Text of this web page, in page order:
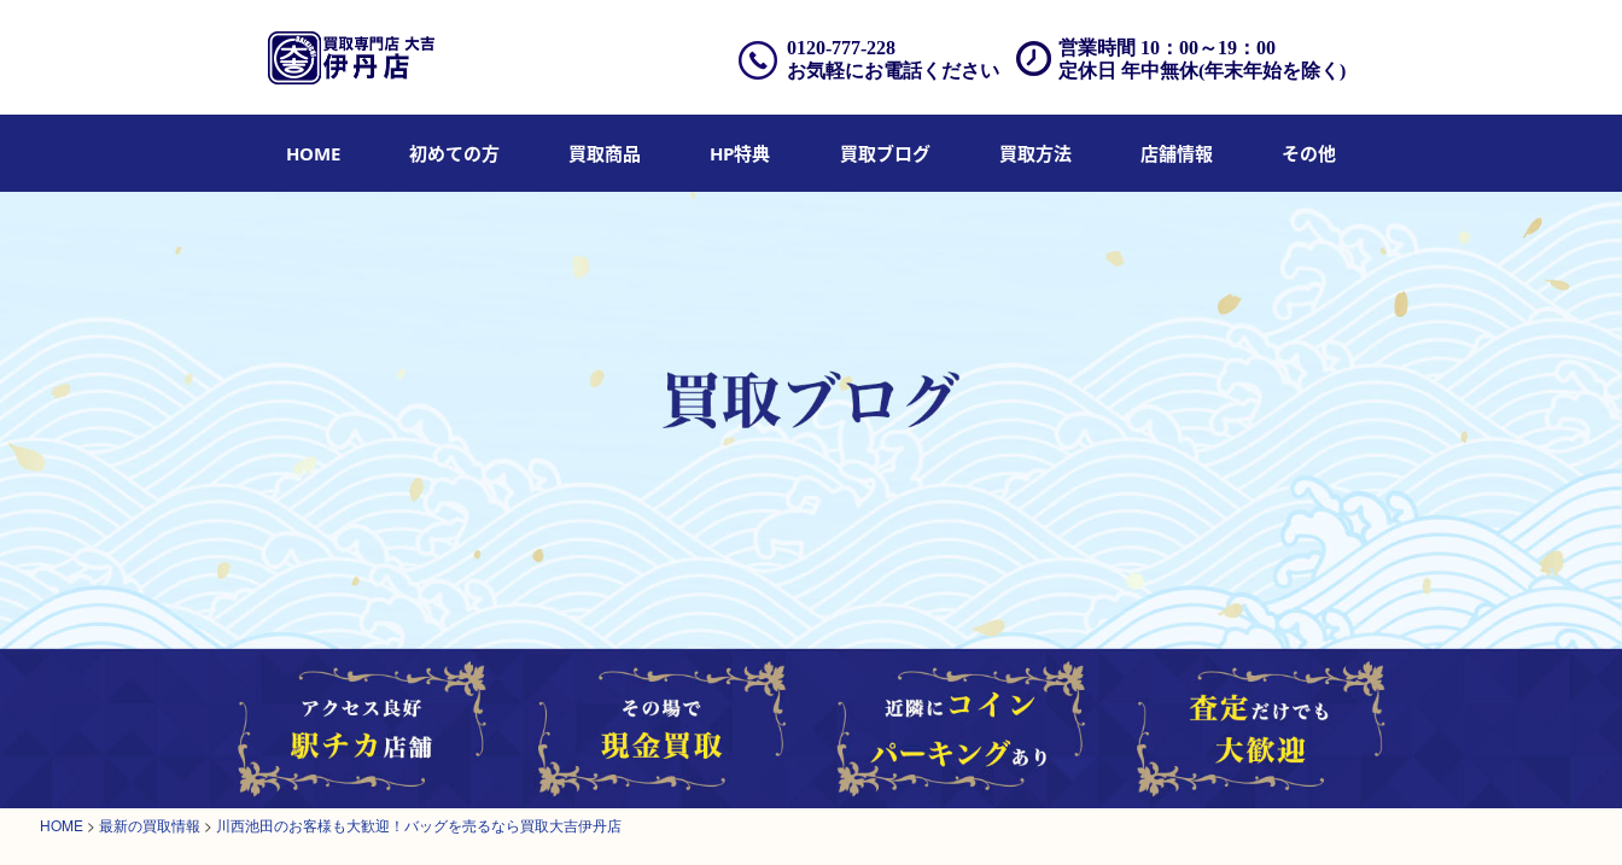
営業時間 10：00～19：00
定休日 年中無休(年末年始を除く)
0120-777-228
お気軽にお電話ください
HOME 初めての方 買取商品 HP特典 買取ブログ 買取方法 店舗情報 その他
HOME > 最新の買取情報 > 川西池田のお客様も大歓迎！バッグを売るなら買取大吉伊丹店